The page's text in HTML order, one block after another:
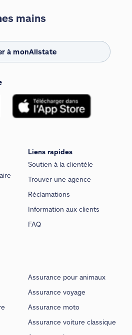
mains
à monAllstate
Liens rapides
Soutien à la clientèle
Trouver une agence
Réclamations
Information aux clients
FAQ
Assurance pour animaux
Assurance voyage
Assurance moto
Assurance voiture classique